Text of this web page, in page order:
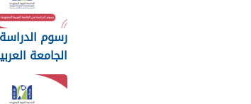
رسوم
الجامعة
المفتوحة
2026